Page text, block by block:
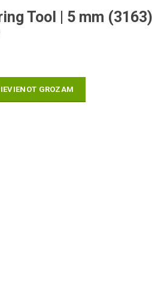
Tool | 5 mm (3163)
GROZAM